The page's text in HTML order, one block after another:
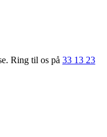
Ring til os på 33 13 23